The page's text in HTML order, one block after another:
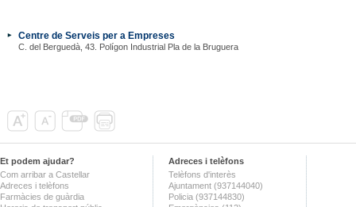
Centre de Serveis per a Empreses
C. del Berguedà, 43. Polígon Industrial Pla de la Bruguera
Et podem ajudar?
Com arribar a Castellar
Adreces i telèfons
Farmàcies de guàrdia
Adreces i telèfons
Telèfons d'interès
Ajuntament (937144040)
Policia (937144830)